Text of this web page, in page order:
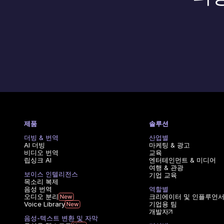
제품
더빙 & 번역
AI 더빙
비디오 번역
립싱크 AI
보이스 인텔리전스
목소리 복제
음성 번역
오디오 분리
Voice Library
음성-텍스트 변환 및 자막
솔루션
산업별
마케팅 & 광고
교육
엔터테인먼트 & 미디어
여행 & 관광
기업 교육
역할별
크리에이터 및 인플루언서
기업용 팀
개발자